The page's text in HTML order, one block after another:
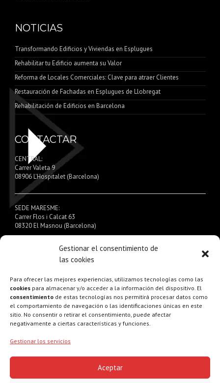
Gestionar el consentimiento de
las cookies
Para ofrecer las mejores experiencias, utilizamos tecnologías como las
cookies para almacenar y/o acceder a la información del dispositivo. El
consentimiento de estas tecnologías nos permitirá procesar datos como
el comportamiento de navegación o las identificaciones únicas en este
sitio. No consentir o retirar el consentimiento, puede afectar
negativamente a ciertas características y funciones.
Gestionar los servicios
Aceptar
NOTICIAS
Transformando Edificios y Viviendas en Esplugues
Rehabilitar tu Edificio aumenta su Valor
Reforma de Locales Comerciales: Clave para atraer Clientes
Restauración de Fachadas en Esplugues de Llobregat
Rehabilitación de Edificios en Barcelona
CONTACTAR
CENTRAL:
Carrer Valeta 9
08906 L'Hospitalet (Barcelona)
SEDE MARESME:
Carrer Flos i Calcat 63
08320 El Masnou (Barcelona)
930 041 717
info@obras-solopros.eu
Web:
www.obras-solopros.eu
© PROS - SOLO PROFESIONALES de la Rehabilitación y Reformas